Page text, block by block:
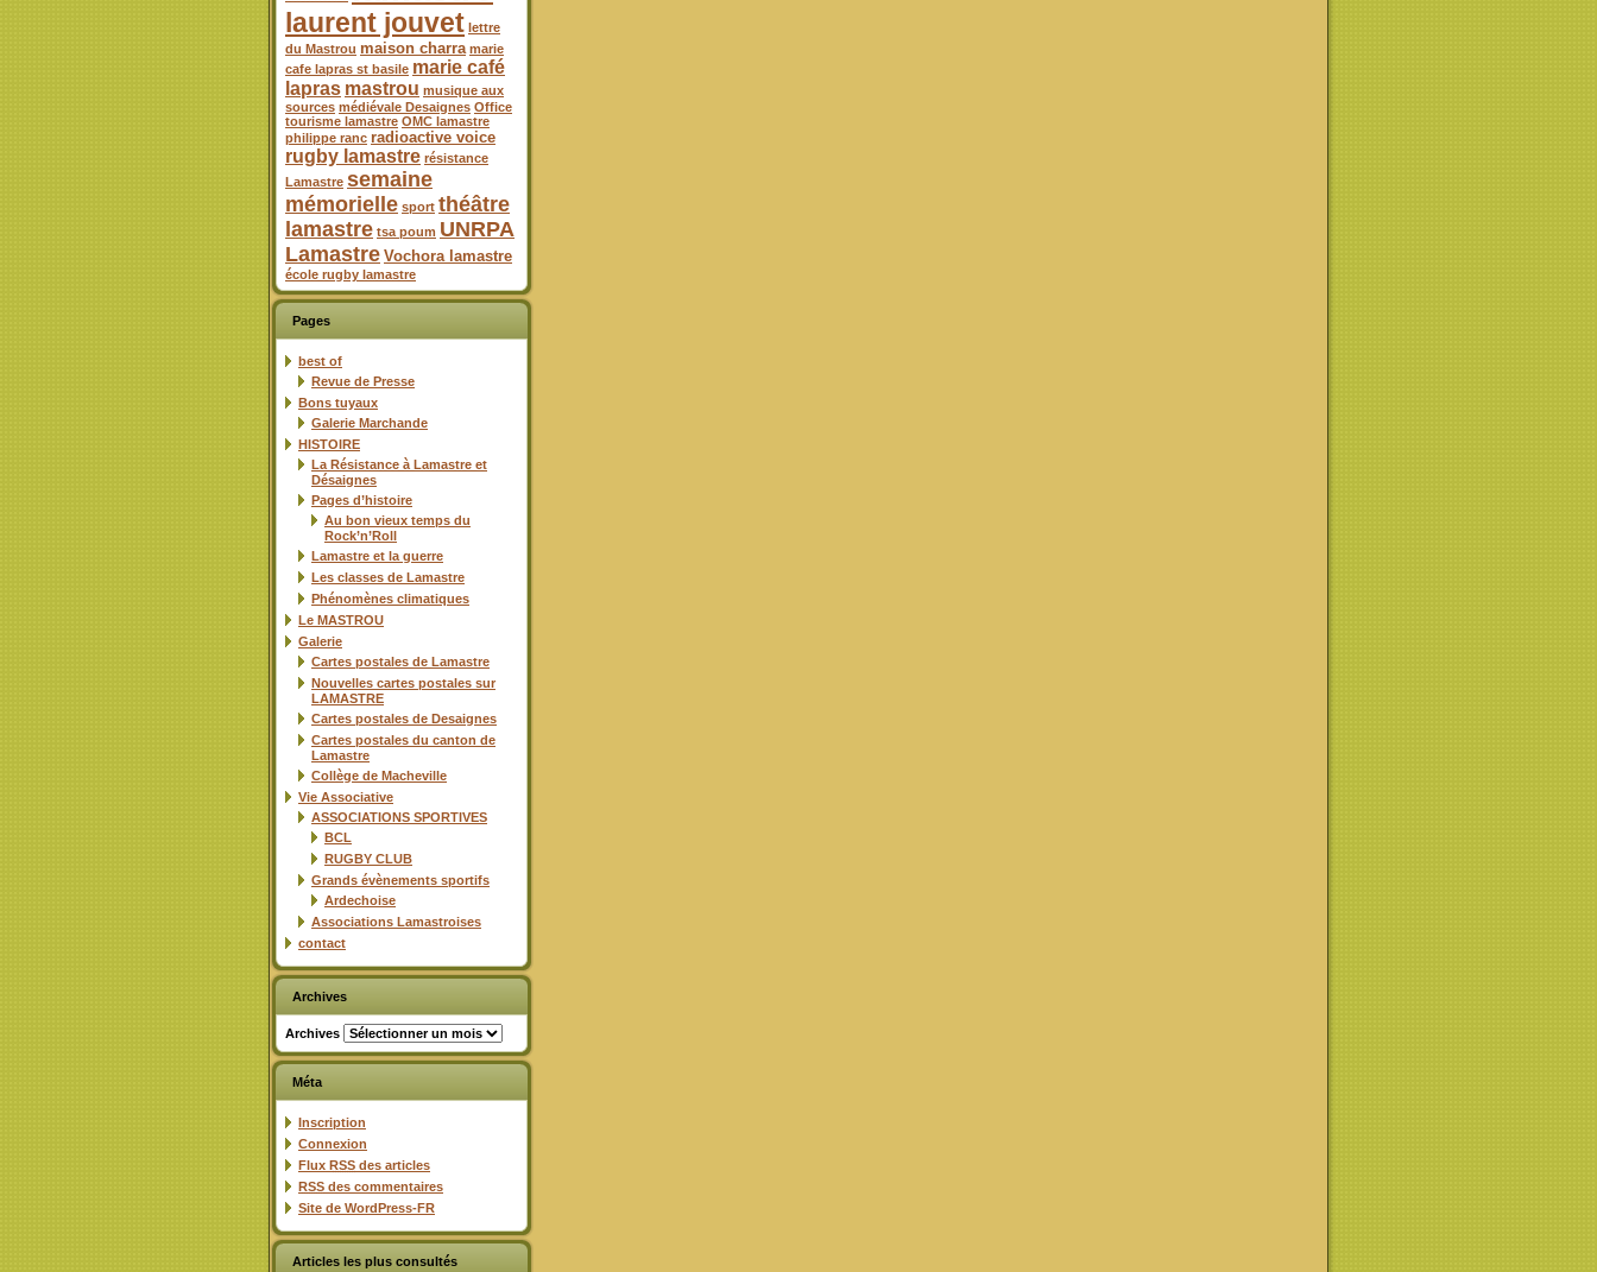
laurent jouvet lettre
du Mastrou maison charra marie
cafe lapras st basile marie café
lapras mastrou musique aux
sources médiévale Desaignes Office
tourisme lamastre OMC lamastre
philippe ranc radioactive voice
rugby lamastre résistance
Lamastre semaine
mémorielle sport théâtre
lamastre tsa poum UNRPA
Lamastre Vochora lamastre
école rugby lamastre
Pages
best of
Revue de Presse
Bons tuyaux
Galerie Marchande
HISTOIRE
La Résistance à Lamastre et
Désaignes
Pages d’histoire
Au bon vieux temps du
Rock’n’Roll
Lamastre et la guerre
Les classes de Lamastre
Phénomènes climatiques
Le MASTROU
Galerie
Cartes postales de Lamastre
Nouvelles cartes postales sur
LAMASTRE
Cartes postales de Desaignes
Cartes postales du canton de
Lamastre
Collège de Macheville
Vie Associative
ASSOCIATIONS SPORTIVES
BCL
RUGBY CLUB
Grands évènements sportifs
Ardechoise
Associations Lamastroises
contact
Archives
Archives
Méta
Inscription
Connexion
Flux RSS des articles
RSS des commentaires
Site de WordPress-FR
Articles les plus consultés